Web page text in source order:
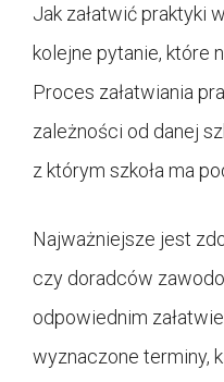
Jak załatwić praktyki
kolejne pytanie, które
Proces załatwiania
zależności od danej
z którym szkoła ma
Najważniejsze jest
czy doradców
odpowiednim
wyznaczone terminy,